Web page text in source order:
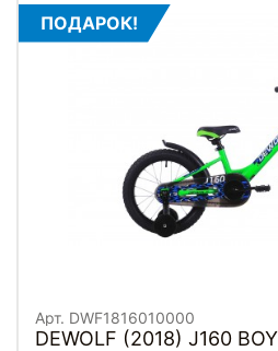
ПОДАРОК!
Арт. DWF1816010000
DEWOLF (2018) J160 BOY